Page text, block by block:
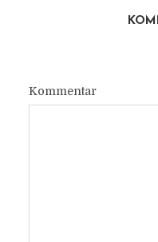
Kommentar